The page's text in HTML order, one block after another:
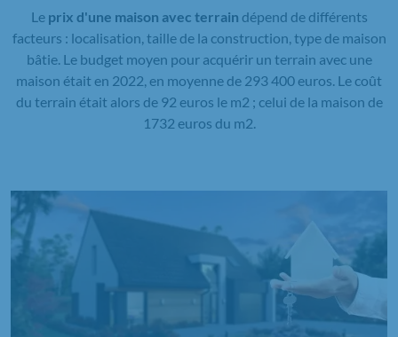
Le prix d'une maison avec terrain dépend de différents
facteurs : localisation, taille de la construction, type de maison
bâtie. Le budget moyen pour acquérir un terrain avec une
maison était en 2022, en moyenne de 293 400 euros. Le coût
du terrain était alors de 92 euros le m2 ; celui de la maison de
1732 euros du m2.